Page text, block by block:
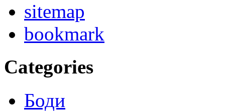
sitemap
bookmark
Categories
Боди